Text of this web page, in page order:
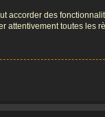
accorder des
attentivement toutes les